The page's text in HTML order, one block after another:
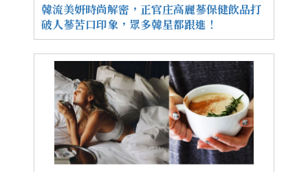
韓流美妍時尚解密，正官庄高麗蔘保健飲品打
破人蔘苦口印象，眾多韓星都跟進！